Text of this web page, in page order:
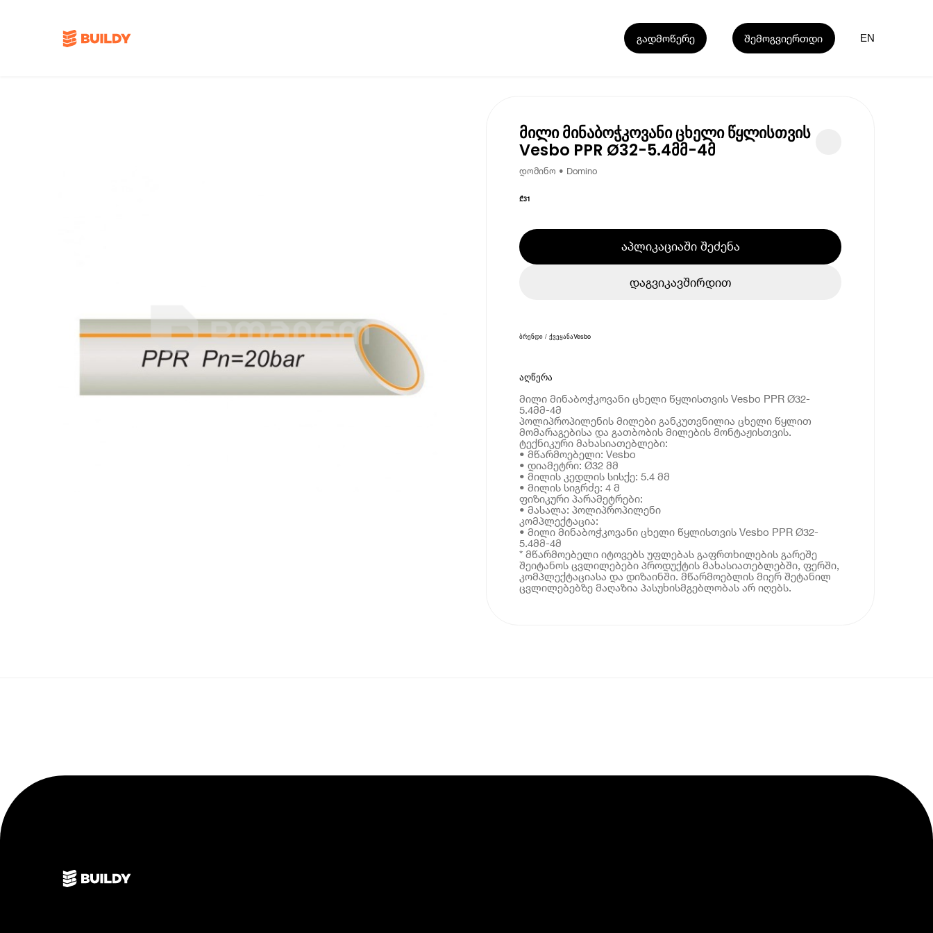
გადმოწერე შემოგვიერთდი EN
მილი მინაბოჭკოვანი ცხელი წყლისთვის
Vesbo PPR Ø32-5.4მმ-4მ
დომინო • Domino
₾31
აპლიკაციაში შეძენა
დაგვიკავშირდით
ბრენდი / ქვეყანაVesbo
აღწერა
მილი მინაბოჭკოვანი ცხელი წყლისთვის Vesbo PPR Ø32-
5.4მმ-4მ
პოლიპროპილენის მილები განკუთვნილია ცხელი წყლით
მომარაგებისა და გათბობის მილების მონტაჟისთვის.
ტექნიკური მახასიათებლები:
• მწარმოებელი: Vesbo
• დიამეტრი: Ø32 მმ
• მილის კედლის სისქე: 5.4 მმ
• მილის სიგრძე: 4 მ
ფიზიკური პარამეტრები:
• მასალა: პოლიპროპილენი
კომპლექტაცია:
• მილი მინაბოჭკოვანი ცხელი წყლისთვის Vesbo PPR Ø32-
5.4მმ-4მ
* მწარმოებელი იტოვებს უფლებას გაფრთხილების გარეშე
შეიტანოს ცვლილებები პროდუქტის მახასიათებლებში, ფერში,
კომპლექტაციასა და დიზაინში. მწარმოებლის მიერ შეტანილ
ცვლილებებზე მაღაზია პასუხისმგებლობას არ იღებს.